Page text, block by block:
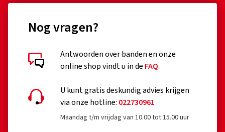
26,79 €
In winkelwagen
Nog vragen?
Antwoorden over banden en onze
online shop vindt u in de FAQ.
U kunt gratis deskundig advies krijgen
via onze hotline: 022730961
Maandag t/m vrijdag van 10.00 tot 15.00 uur